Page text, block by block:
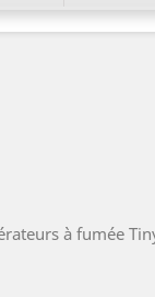
à fumée